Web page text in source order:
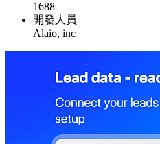
1688
開發人員
Alaio, inc